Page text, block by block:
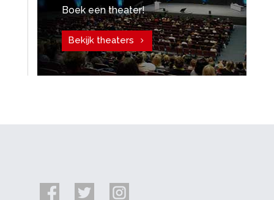
Boek een theater!
Bekijk theaters